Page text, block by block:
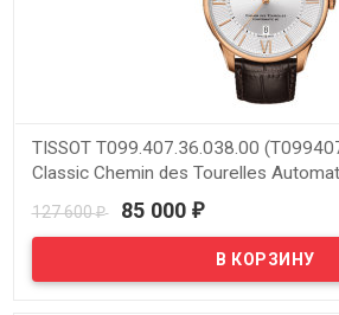
TISSOT T099.407.36.038.00
Classic Chemin des Tourelles
В наличии
127 600₽ 85 000 ₽